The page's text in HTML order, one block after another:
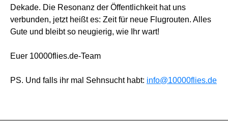
Dekade. Die Resonanz der Öffentlichkeit hat uns
verbunden, jetzt heißt es: Zeit für neue Flugrouten. Alles
Gute und bleibt so neugierig, wie Ihr wart!
Euer 10000flies.de-Team
PS. Und falls ihr mal Sehnsucht habt: info@10000flies.de